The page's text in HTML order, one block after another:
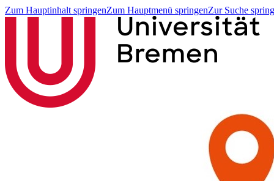
Zum Hauptinhalt springenZum Hauptmenü springenZur Suche